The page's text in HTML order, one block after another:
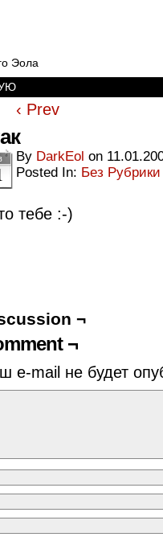
Эола
‹ Prev
By DarkEol on
Posted In: Без Рубрики
тебе :-)
¬
¬
e-mail не будет